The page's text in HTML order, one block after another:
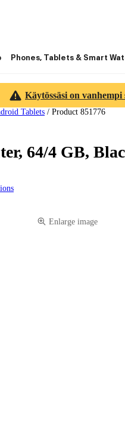
Phones, Tablets & Smart
Käytössäsi on
Tablets / Product 851776
64/4 GB,
Enlarge image